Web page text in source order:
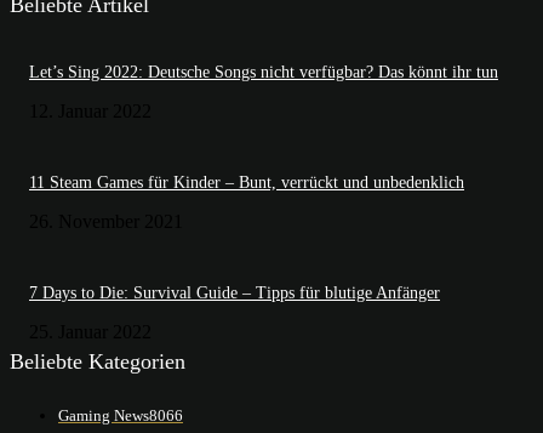
Beliebte Artikel
Let’s Sing 2022: Deutsche Songs nicht verfügbar? Das könnt ihr tun
11 Steam Games für Kinder – Bunt, verrückt und unbedenklich
7 Days to Die: Survival Guide – Tipps für blutige Anfänger
Beliebte Kategorien
Gaming News8066